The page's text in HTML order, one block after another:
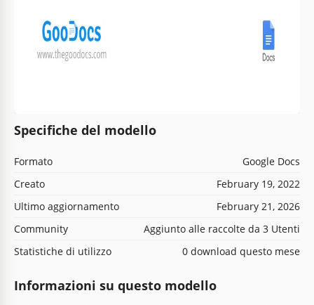
Specifiche del modello
Formato
Google Docs
Creato
February 19, 2022
Ultimo aggiornamento
February 21, 2026
Community
Aggiunto alle raccolte da 3 Utenti
Statistiche di utilizzo
0 download questo mese
Informazioni su questo modello